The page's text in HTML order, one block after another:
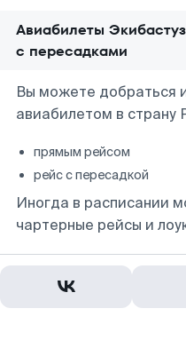
Авиабилеты
с пересадками
Вы можете добраться
авиабилетом в страну
прямым рейсом
рейс с пересадкой
Иногда в расписании
чартерные рейсы и